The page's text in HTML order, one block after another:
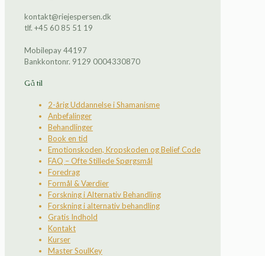
kontakt@riejespersen.dk
tlf. +45 60 85 51 19
Mobilepay 44197
Bankkontonr. 9129 0004330870
Gå til
2-årig Uddannelse i Shamanisme
Anbefalinger
Behandlinger
Book en tid
Emotionskoden, Kropskoden og Belief Code
FAQ – Ofte Stillede Spørgsmål
Foredrag
Formål & Værdier
Forskning i Alternativ Behandling
Forskning i alternativ behandling
Gratis Indhold
Kontakt
Kurser
Master SoulKey